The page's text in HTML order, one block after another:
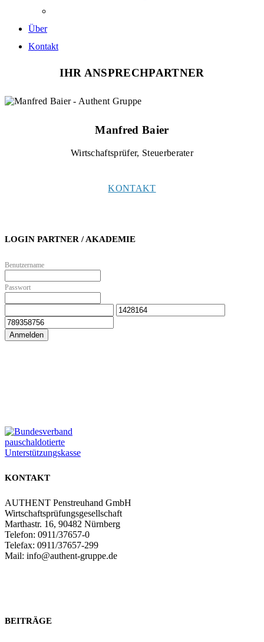
Über
Kontakt
IHR ANSPRECHPARTNER
Manfred Baier
Wirtschaftsprüfer, Steuerberater
KONTAKT
LOGIN PARTNER / AKADEMIE
Benutzername
Passwort
Anmelden
KONTAKT
AUTHENT Penstreuhand GmbH
Wirtschaftsprüfungsgesellschaft
Marthastr. 16, 90482 Nürnberg
Telefon: 0911/37657-0
Telefax: 0911/37657-299
Mail: info@authent-gruppe.de
BEITRÄGE